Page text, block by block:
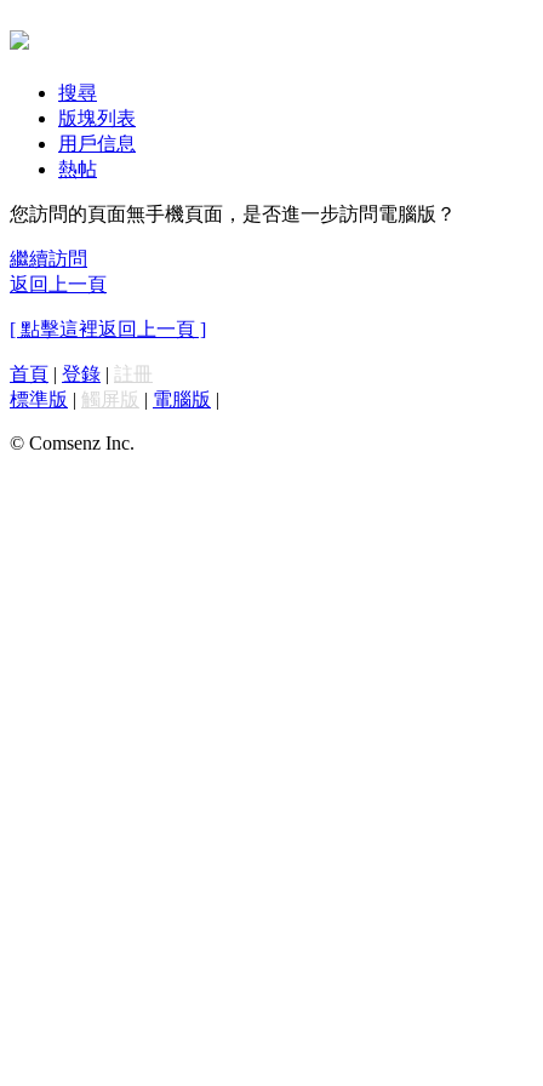
搜尋
版塊列表
用戶信息
熱帖
您訪問的頁面無手機頁面，是否進一步訪問電腦版？
繼續訪問
返回上一頁
[ 點擊這裡返回上一頁 ]
首頁 | 登錄 | 註冊
標準版 | 觸屏版 | 電腦版 |
© Comsenz Inc.